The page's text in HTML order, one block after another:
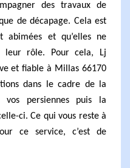
des travaux de
de décapage. Cela est
abimées et qu’elles ne
leur rôle. Pour cela, Lj
et fiable à Millas 66170
dans le cadre de la
persiennes puis la
ci. Ce qui vous reste à
ce service, c’est de